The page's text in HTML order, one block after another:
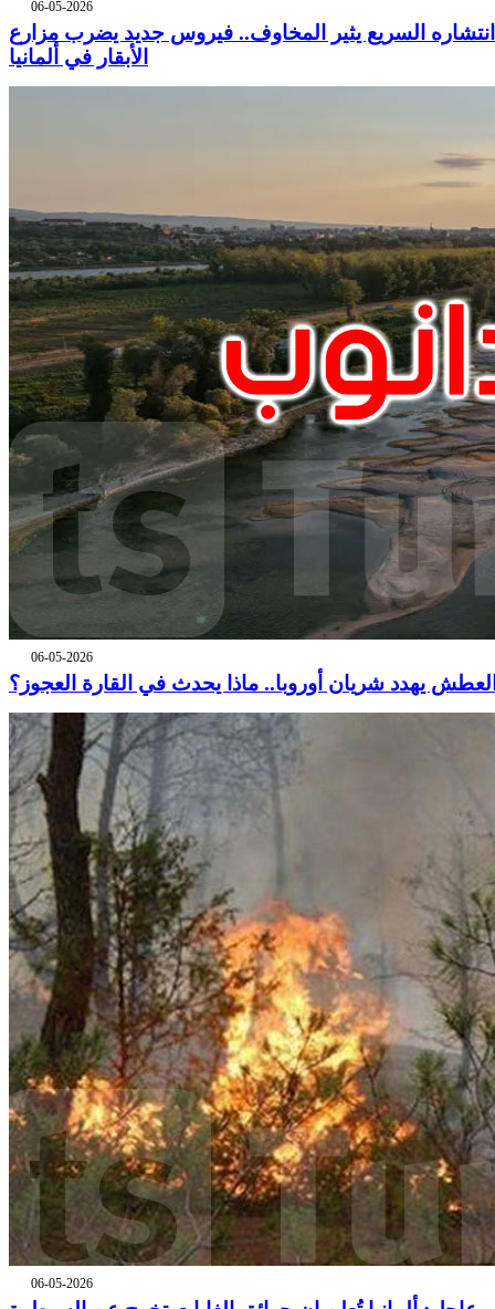
06-05-2026
انتشاره السريع يثير المخاوف.. فيروس جديد يضرب مزارع
الأبقار في ألمانيا
06-05-2026
يهدد شريان أوروبا.. ماذا يحدث في القارة العجوز؟
06-05-2026